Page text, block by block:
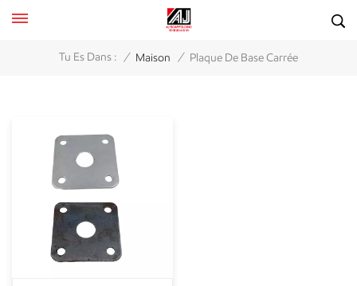
Tu Es Dans : / Maison / Plaque De Base Carrée